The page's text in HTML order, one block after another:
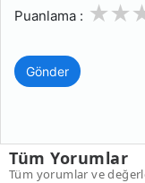
Puanlama : 1
Gönder
Tüm Yorumlar
Tüm yorumlar ve